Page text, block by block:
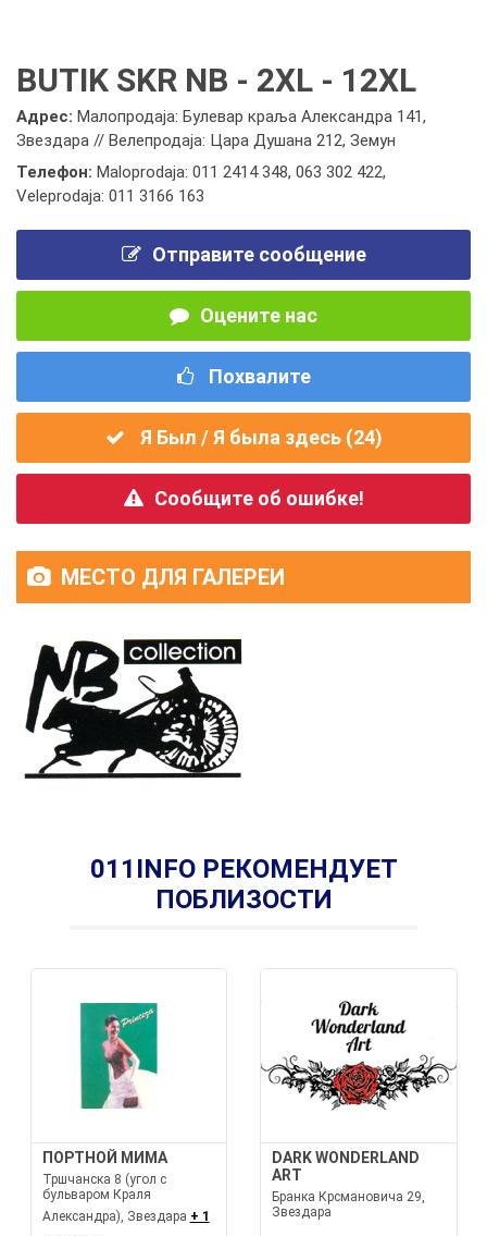
BUTIK SKR NB - 2XL - 12XL
Адрес: Малопродаја: Булевар краља Александра 141,
Звездара // Велепродаја: Цара Душана 212, Земун
Телефон: Maloprodaja: 011 2414 348, 063 302 422,
Veleprodaja: 011 3166 163
Отправите сообщение
Оцените нас
Похвалите
Я Был / Я была здесь (24)
Сообщите об ошибке!
МЕСТО ДЛЯ ГАЛЕРЕИ
011INFO РЕКОМЕНДУЕТ
ПОБЛИЗОСТИ
ПОРТНОЙ МИМА
Тршчанска 8 (угол с
бульваром Краля
Александра), Звездара + 1
DARK WONDERLAND
ART
Бранка Крсмановича 29,
Звездара